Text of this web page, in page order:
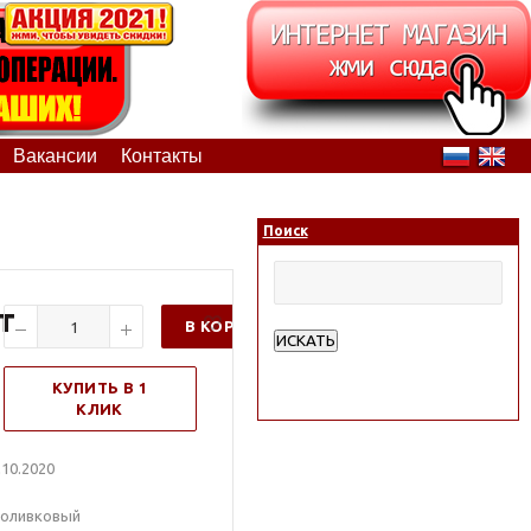
Вакансии Контакты
В КОРЗИНУ
КУПИТЬ В 1
КЛИК
Поиск
ИСКАТЬ